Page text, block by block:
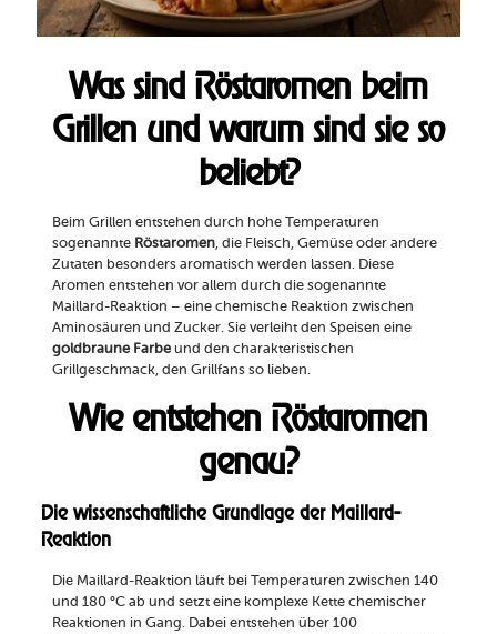
Was sind Röstaromen beim
Grillen und warum sind sie so
beliebt?
Beim Grillen entstehen durch hohe Temperaturen
sogenannte Röstaromen, die Fleisch, Gemüse oder andere
Zutaten besonders aromatisch werden lassen. Diese
Aromen entstehen vor allem durch die sogenannte
Maillard-Reaktion – eine chemische Reaktion zwischen
Aminosäuren und Zucker. Sie verleiht den Speisen eine
goldbraune Farbeund den charakteristischen
Grillgeschmack, den Grillfans so lieben.
Wie entstehen Röstaromen
genau?
Die wissenschaftliche Grundlage der Maillard-
Reaktion
Die Maillard-Reaktion läuft bei Temperaturen zwischen 140
und 180 °C ab und setzt eine komplexe Kette chemischer
Reaktionen in Gang. Dabei entstehen über 100